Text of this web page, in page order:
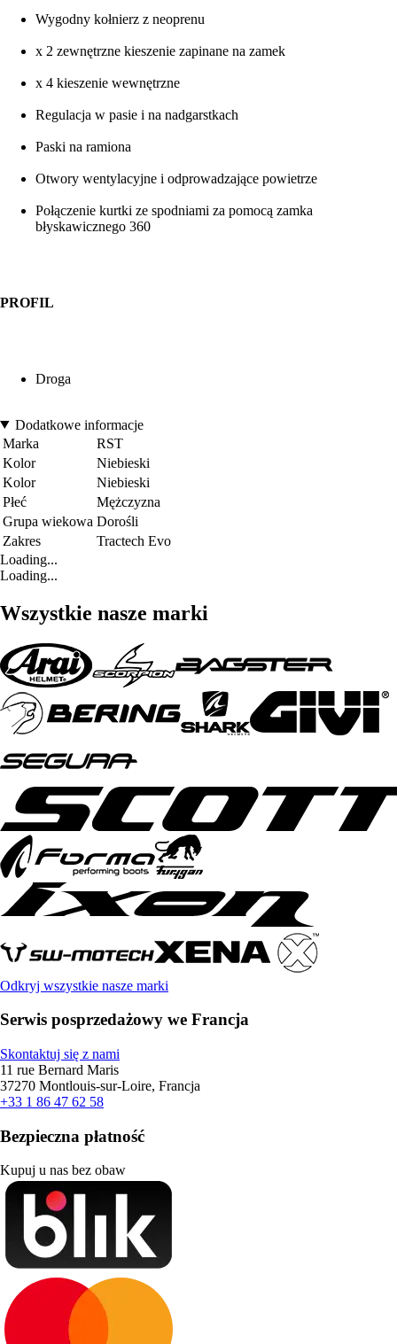
Wygodny kołnierz z neoprenu
x 2 zewnętrzne kieszenie zapinane na zamek
x 4 kieszenie wewnętrzne
Regulacja w pasie i na nadgarstkach
Paski na ramiona
Otwory wentylacyjne i odprowadzające powietrze
Połączenie kurtki ze spodniami za pomocą zamka
błyskawicznego 360
PROFIL
Droga
Dodatkowe informacje
Marka
RST
Kolor
Niebieski
Kolor
Niebieski
Płeć
Mężczyzna
Grupa wiekowa Dorośli
Zakres
Tractech Evo
Loading...
Loading...
Wszystkie nasze marki
Odkryj wszystkie nasze marki
Serwis posprzedażowy we Francja
Skontaktuj się z nami
11 rue Bernard Maris
37270 Montlouis-sur-Loire, Francja
+33 1 86 47 62 58
Bezpieczna płatność
Kupuj u nas bez obaw